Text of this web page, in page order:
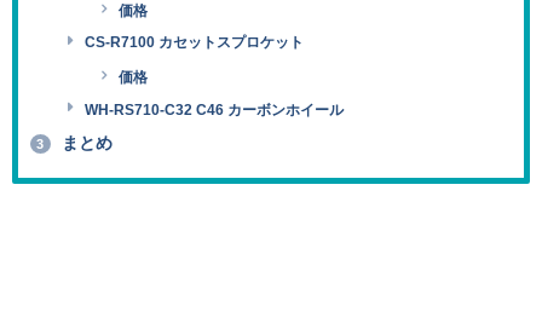
価格
CS-R7100 カセットスプロケット
価格
WH-RS710-C32 C46 カーボンホイール
3 まとめ